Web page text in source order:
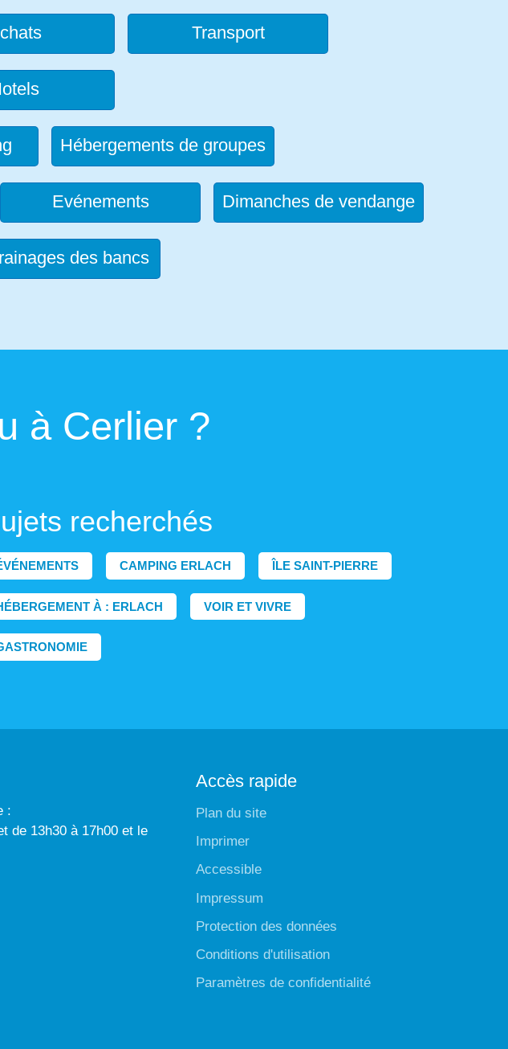
Transport
Hébergements de groupes
Evénements Dimanches de vendange
des bancs
à Cerlier ?
recherchés
CAMPING ERLACH ÎLE SAINT-PIERRE
À : ERLACH VOIR ET VIVRE
:
de 13h30 à 17h00 et le
Accès rapide
Plan du site
Imprimer
Accessible
Impressum
Protection des données
Conditions d'utilisation
Paramètres de confidentialité